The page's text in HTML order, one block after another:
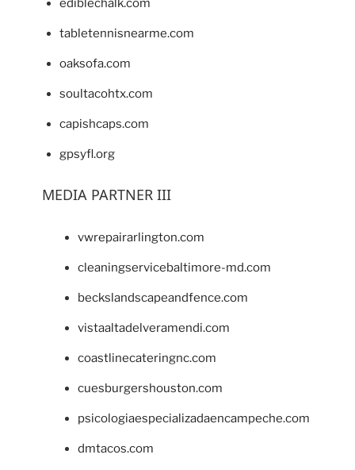
ediblechalk.com
tabletennisnearme.com
oaksofa.com
soultacohtx.com
capishcaps.com
gpsyfl.org
MEDIA PARTNER III
vwrepairarlington.com
cleaningservicebaltimore-md.com
beckslandscapeandfence.com
vistaaltadelveramendi.com
coastlinecateringnc.com
cuesburgershouston.com
psicologiaespecializadaencampeche.com
dmtacos.com